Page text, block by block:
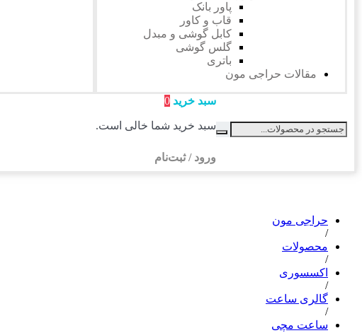
پاور بانک
قاب و کاور
کابل گوشی و مبدل
گلس گوشی
باتری
مقالات حراجی مون
سبد خرید 0
سبد خرید شما خالی است.
ورود / ثبت‌نام
حراجی مون
/
محصولات
/
اکسسوری
/
گالری ساعت
/
ساعت مچی